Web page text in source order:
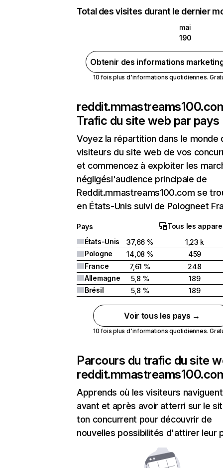
Total des visites durant le dernier
mai
190
Obtenir des informations
10 fois plus d'informations quotidiennes.
Trafic du site web par pays
Voyez la répartition dans le monde
visiteurs du site web de vos
et commencez à exploiter les
négligésl'audience principale de
Reddit.mmastreams100.com se
en États-Unis suivi de Pologneet
Pays
Tous les
États-Unis
37,66 %
1,23 k
Pologne
14,08 %
459
France
7,61 %
248
Allemagne
5,8 %
189
Brésil
5,8 % 189
Voir tous les pays →
10 fois plus d'informations quotidiennes.
Parcours du trafic du site
Apprends où les visiteurs naviguent
avant et après avoir atterri sur le
ton concurrent pour découvrir de
nouvelles possibilités d'attirer leur